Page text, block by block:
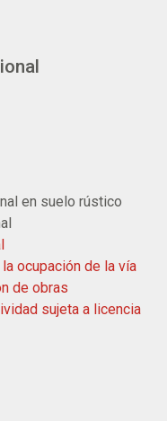
en suelo rústico
ocupación de la vía
de obras
sujeta a licencia